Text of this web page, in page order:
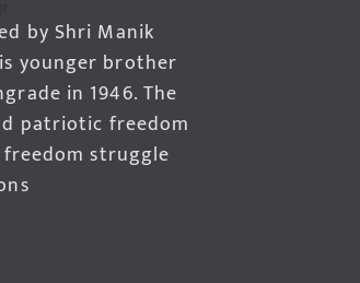
by Shri Manik
younger brother
in 1946. The
patriotic freedom
struggle